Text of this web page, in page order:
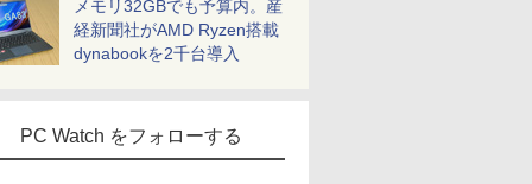
メモリ32GBでも予算内。産
経新聞社がAMD Ryzen搭載
dynabookを2千台導入
PC Watch をフォローする